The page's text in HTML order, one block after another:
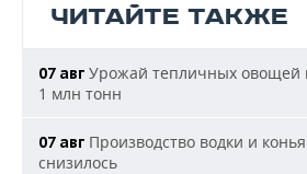
ЧИТАЙТЕ ТАКЖЕ
07 авг Урожай тепличных овощей
1 млн тонн
07 авг Производство водки и
снизилось